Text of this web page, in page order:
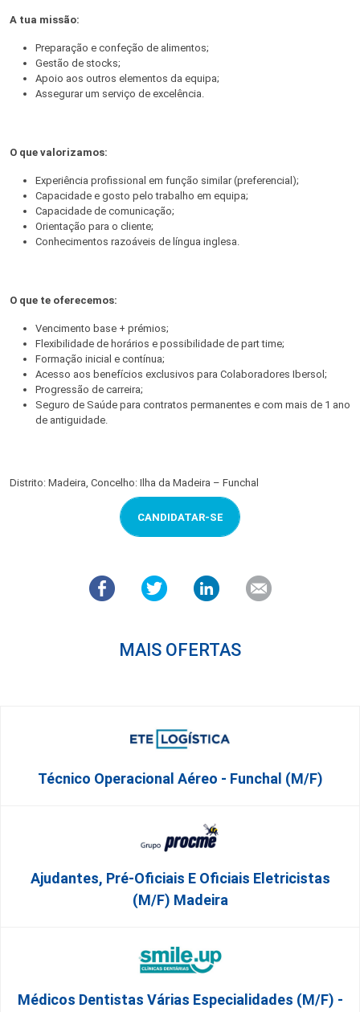
A tua missão:
Preparação e confeção de alimentos;
Gestão de stocks;
Apoio aos outros elementos da equipa;
Assegurar um serviço de excelência.
O que valorizamos:
Experiência profissional em função similar (preferencial);
Capacidade e gosto pelo trabalho em equipa;
Capacidade de comunicação;
Orientação para o cliente;
Conhecimentos razoáveis de língua inglesa.
O que te oferecemos:
Vencimento base + prémios;
Flexibilidade de horários e possibilidade de part time;
Formação inicial e contínua;
Acesso aos benefícios exclusivos para Colaboradores Ibersol;
Progressão de carreira;
Seguro de Saúde para contratos permanentes e com mais de 1 ano
de antiguidade.
Distrito: Madeira, Concelho: Ilha da Madeira – Funchal
CANDIDATAR-SE
MAIS OFERTAS
Técnico Operacional Aéreo - Funchal (m/f)
Ajudantes, Pré-Oficiais E Oficiais Eletricistas
(m/f) Madeira
Médicos Dentistas Várias Especialidades (M/F) -